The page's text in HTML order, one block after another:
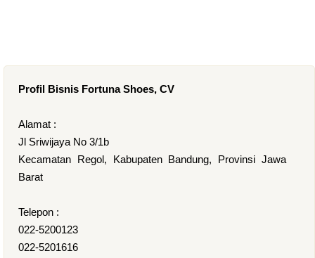
Profil Bisnis Fortuna Shoes, CV
Alamat :
Jl Sriwijaya No 3/1b
Kecamatan Regol, Kabupaten Bandung, Provinsi Jawa
Barat
Telepon :
022-5200123
022-5201616